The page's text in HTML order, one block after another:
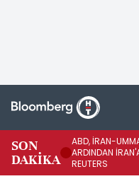
SON
DAKİKA
ABD, İRAN-
ARDINDAN
REUTERS